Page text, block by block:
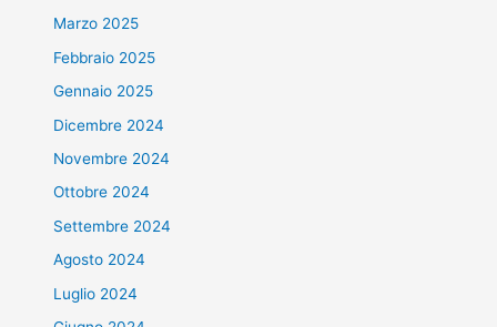
Marzo 2025
Febbraio 2025
Gennaio 2025
Dicembre 2024
Novembre 2024
Ottobre 2024
Settembre 2024
Agosto 2024
Luglio 2024